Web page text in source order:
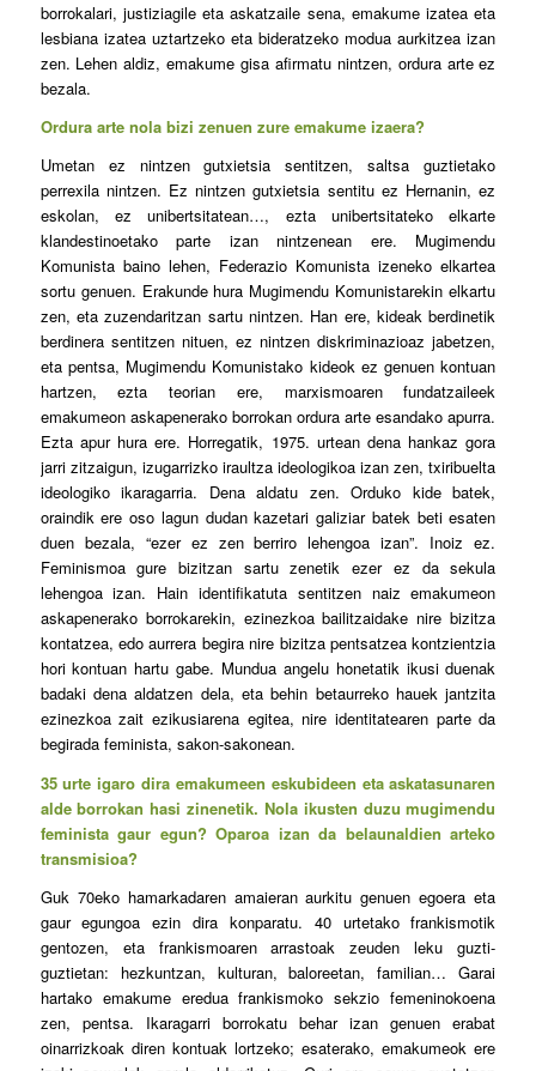
borrokalari, justiziagile eta askatzaile sena, emakume izatea eta
lesbiana izatea uztartzeko eta bideratzeko modua aurkitzea izan
zen. Lehen aldiz, emakume gisa afirmatu nintzen, ordura arte ez
bezala.
Ordura arte nola bizi zenuen zure emakume izaera?
Umetan ez nintzen gutxietsia sentitzen, saltsa guztietako
perrexila nintzen. Ez nintzen gutxietsia sentitu ez Hernanin, ez
eskolan, ez unibertsitatean…, ezta unibertsitateko elkarte
klandestinoetako parte izan nintzenean ere. Mugimendu
Komunista baino lehen, Federazio Komunista izeneko elkartea
sortu genuen. Erakunde hura Mugimendu Komunistarekin elkartu
zen, eta zuzendaritzan sartu nintzen. Han ere, kideak berdinetik
berdinera sentitzen nituen, ez nintzen diskriminazioaz jabetzen,
eta pentsa, Mugimendu Komunistako kideok ez genuen kontuan
hartzen, ezta teorian ere, marxismoaren fundatzaileek
emakumeon askapenerako borrokan ordura arte esandako apurra.
Ezta apur hura ere. Horregatik, 1975. urtean dena hankaz gora
jarri zitzaigun, izugarrizko iraultza ideologikoa izan zen, txiribuelta
ideologiko ikaragarria. Dena aldatu zen. Orduko kide batek,
oraindik ere oso lagun dudan kazetari galiziar batek beti esaten
duen bezala, “ezer ez zen berriro lehengoa izan”. Inoiz ez.
Feminismoa gure bizitzan sartu zenetik ezer ez da sekula
lehengoa izan. Hain identifikatuta sentitzen naiz emakumeon
askapenerako borrokarekin, ezinezkoa bailitzaidake nire bizitza
kontatzea, edo aurrera begira nire bizitza pentsatzea kontzientzia
hori kontuan hartu gabe. Mundua angelu honetatik ikusi duenak
badaki dena aldatzen dela, eta behin betaurreko hauek jantzita
ezinezkoa zait ezikusiarena egitea, nire identitatearen parte da
begirada feminista, sakon-sakonean.
35 urte igaro dira emakumeen eskubideen eta askatasunaren
alde borrokan hasi zinenetik. Nola ikusten duzu mugimendu
feminista gaur egun? Oparoa izan da belaunaldien arteko
transmisioa?
Guk 70eko hamarkadaren amaieran aurkitu genuen egoera eta
gaur egungoa ezin dira konparatu. 40 urtetako frankismotik
gentozen, eta frankismoaren arrastoak zeuden leku guzti-
guztietan: hezkuntzan, kulturan, baloreetan, familian… Garai
hartako emakume eredua frankismoko sekzio femeninokoena
zen, pentsa. Ikaragarri borrokatu behar izan genuen erabat
oinarrizkoak diren kontuak lortzeko; esaterako, emakumeok ere